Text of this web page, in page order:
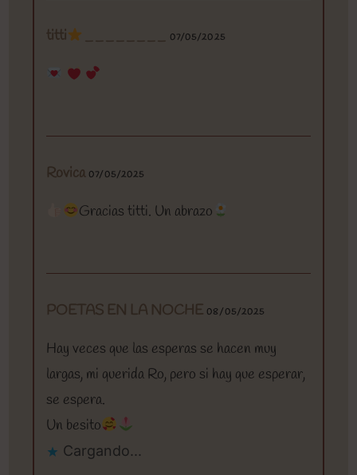
titti ________ 07/05/2025
Rovica 07/05/2025
Gracias titti. Un abrazo
POETAS EN LA NOCHE 08/05/2025
Hay veces que las esperas se hacen muy
largas, mi querida Ro, pero si hay que esperar,
se espera.
Un besito
Cargando...